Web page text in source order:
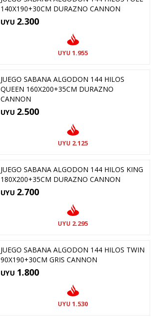
140X190+30CM DURAZNO CANNON
UYU 2.300
UYU 1.955
JUEGO SABANA ALGODON 144 HILOS
QUEEN 160X200+35CM DURAZNO
CANNON
UYU 2.500
UYU 2.125
JUEGO SABANA ALGODON 144 HILOS KING
180X200+35CM DURAZNO CANNON
UYU 2.700
UYU 2.295
JUEGO SABANA ALGODON 144 HILOS TWIN
90X190+30CM GRIS CANNON
UYU 1.800
UYU 1.530